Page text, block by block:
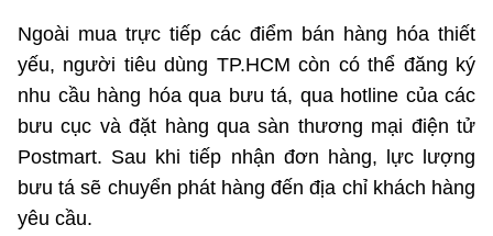
Ngoài mua trực tiếp các điểm bán hàng hóa thiết
yếu, người tiêu dùng TP.HCM còn có thể đăng ký
nhu cầu hàng hóa qua bưu tá, qua hotline của các
bưu cục và đặt hàng qua sàn thương mại điện tử
Postmart. Sau khi tiếp nhận đơn hàng, lực lượng
bưu tá sẽ chuyển phát hàng đến địa chỉ khách hàng
yêu cầu.